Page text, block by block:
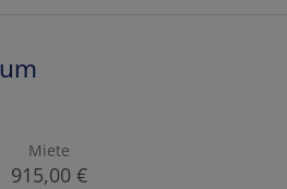
Miete
915,00 €